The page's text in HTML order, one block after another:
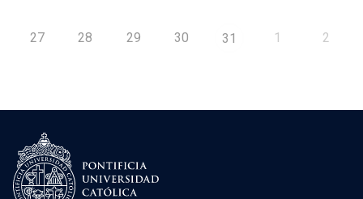
27 28 29 30 31 1 2